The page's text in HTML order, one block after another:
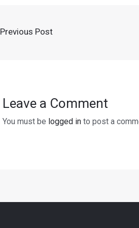
Previous Post
Leave a Comment
You must be logged into post a